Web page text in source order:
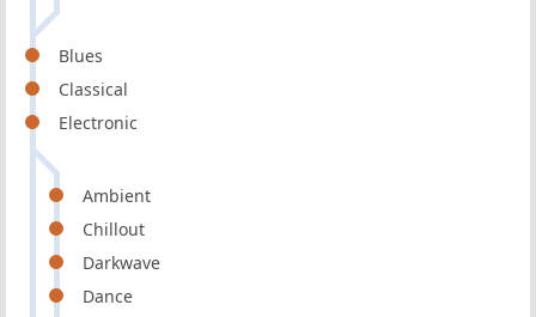
Blues
Classical
Electronic
Ambient
Chillout
Darkwave
Dance